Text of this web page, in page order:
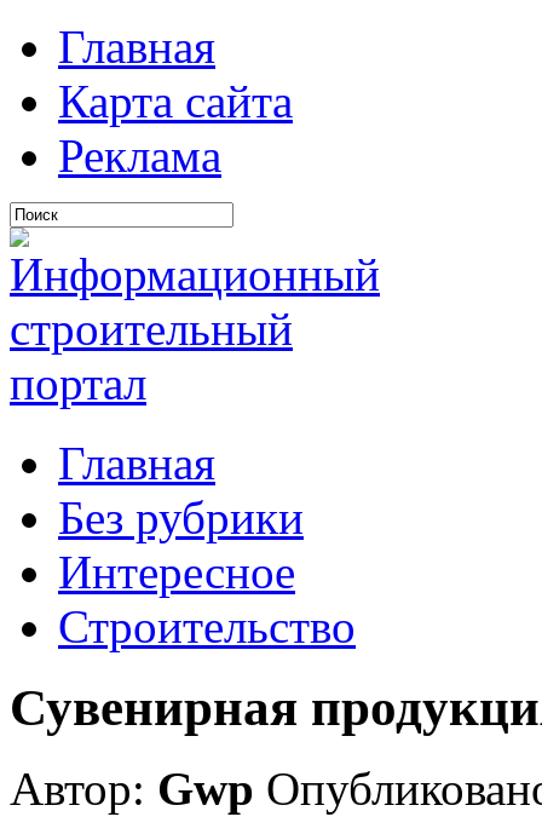
Главная
Карта сайта
Реклама
Главная
Без рубрики
Интересное
Строительство
Сувенирная
Автор: Gwp